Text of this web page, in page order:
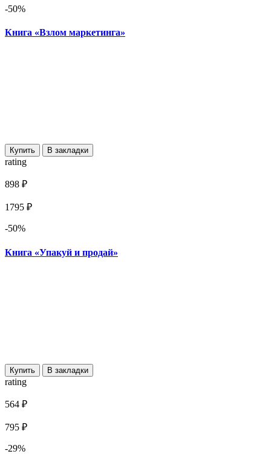
-50%
Книга «Взлом маркетинга»
Купить В закладки
rating
898 ₽
1795 ₽
-50%
Книга «Упакуй и продай»
Купить В закладки
rating
564 ₽
795 ₽
-29%